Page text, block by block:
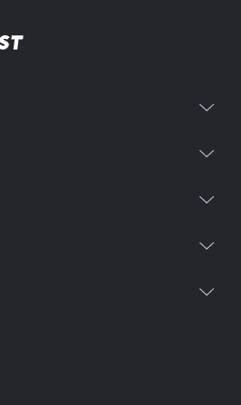
sehr schöne Uhr. Vielen
Very satisfied to find such
USA (Buffalo, NY) und habe